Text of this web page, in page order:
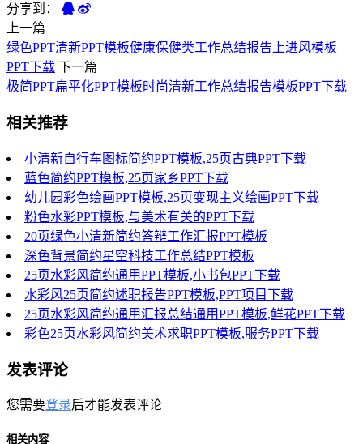
分享到：
上一篇
绿色PPT清新PPT模板健康保健类工作总结报告上进风模板
PPT下载 下一篇
极简PPT扁平化PPT模板时尚清新工作总结报告模板PPT下载
相关推荐
小清新自行车图标简约PPT模板,25页古典PPT下载
蓝色简约PPT模板,25页家乡PPT下载
幼儿园彩色绘画PPT模板,25页变现主义绘画PPT下载
粉色水彩PPT模板,与美术有关的PPT下载
20页绿色小清新简约答辩工作汇报PPT模板
深色背景简约星空科技工作总结PPT模板
25页水彩风简约通用PPT模板,小书包PPT下载
水彩风25页简约述职报告PPT模板,PPT项目下载
25页水彩风简约通用汇报总结通用PPT模板,鲜花PPT下载
彩色25页水彩风简约美术求职PPT模板,服务PPT下载
发表评论
您需要登录后才能发表评论
相关内容